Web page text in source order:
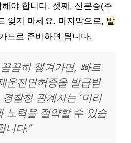
야 합니다. 셋째, 신분증(주
잊지 마세요. 마지막으로, 발
드로 준비하면 됩니다.
꼼히 챙겨가면, 빠르
운전면허증을 발급받
찰청 관계자는 ‘미리
노력을 절약할 수 있습
니다.”